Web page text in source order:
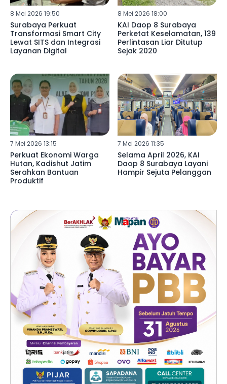
8 Mei 2026 19:50
Surabaya Perkuat
Transformasi Smart City
Lewat SITS dan Integrasi
Layanan Digital
8 Mei 2026 18:00
KAI Daop 8 Surabaya
Perketat Keselamatan, 139
Perlintasan Liar Ditutup
Sejak 2020
7 Mei 2026 13:15
Perkuat Ekonomi Warga
Hutan, Kadishut Jatim
Serahkan Bantuan
Produktif
7 Mei 2026 11:35
Selama April 2026, KAI
Daop 8 Surabaya Layani
Hampir Sejuta Pelanggan